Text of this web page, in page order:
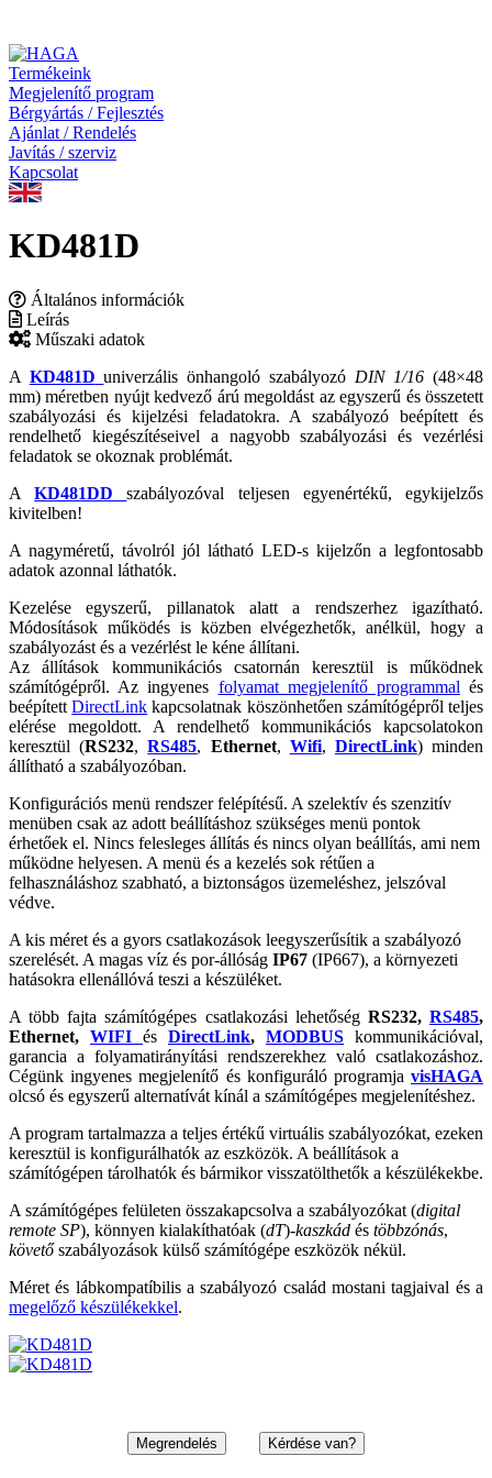
Termékeink
Megjelenítő program
Bérgyártás / Fejlesztés
Ajánlat / Rendelés
Javítás / szerviz
Kapcsolat
KD481D
Általános információk
Leírás
Műszaki adatok
A KD481D univerzális önhangoló szabályozó DIN 1/16 (48×48
mm) méretben nyújt kedvező árú megoldást az egyszerű és összetett
szabályozási és kijelzési feladatokra. A szabályozó beépített és
rendelhető kiegészítéseivel a nagyobb szabályozási és vezérlési
feladatok se okoznak problémát.
AKD481DDszabályozóval teljesen egyenértékű, egykijelzős
kivitelben!
A nagyméretű, távolról jól látható LED-s kijelzőn a legfontosabb
adatok azonnal láthatók.
Kezelése egyszerű, pillanatok alatt a rendszerhez igazítható.
Módosítások működés is közben elvégezhetők, anélkül, hogy a
szabályozást és a vezérlést le kéne állítani.
Az állítások kommunikációs csatornán keresztül is működnek
számítógépről. Az ingyenes folyamat megjelenítő programmal és
beépítettDirectLink kapcsolatnak köszönhetően számítógépről teljes
elérése megoldott. A rendelhető kommunikációs kapcsolatokon
keresztül (RS232,RS485, Ethernet, Wifi, DirectLink) minden
állítható a szabályozóban.
Konfigurációs menü rendszer felépítésű. A szelektív és szenzitív
menüben csak az adott beállításhoz szükséges menü pontok
érhetőek el. Nincs felesleges állítás és nincs olyan beállítás, ami nem
működne helyesen. A menü és a kezelés sok rétűen a
felhasználáshoz szabható, a biztonságos üzemeléshez, jelszóval
védve.
A kis méret és a gyors csatlakozások leegyszerűsítik a szabályozó
szerelését. A magas víz és por-állóság IP67 (IP667), a környezeti
hatásokra ellenállóvá teszi a készüléket.
A több fajta számítógépes csatlakozási lehetőség RS232,RS485,
Ethernet, WIFI és DirectLink, MODBUS kommunikációval,
garancia a folyamatirányítási rendszerekhez való csatlakozáshoz.
Cégünk ingyenes megjelenítő és konfiguráló programja visHAGA
olcsó és egyszerű alternatívát kínál a számítógépes megjelenítéshez.
A program tartalmazza a teljes értékű virtuális szabályozókat, ezeken
keresztül is konfigurálhatók az eszközök. A beállítások a
számítógépen tárolhatók és bármikor visszatölthetők a készülékekbe.
A számítógépes felületen összakapcsolva a szabályozókat (digital
remote SP), könnyen kialakíthatóak (dT)-kaszkád és többzónás,
követőszabályozások külső számítógépe eszközök nékül.
Méret és lábkompatíbilis a szabályozó család mostani tagjaival és a
megelőző készülékekkel.